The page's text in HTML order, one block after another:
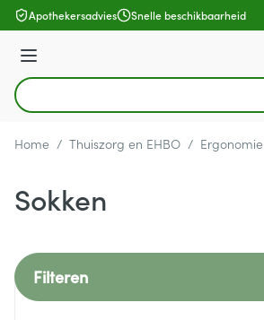
Ga naar de inhoud
Apothekersadvies Snelle beschikbaarheid
Menu
Product, merk, categorie...
Home / Thuiszorg en EHBO / Ergonomie
Sokken
Filteren